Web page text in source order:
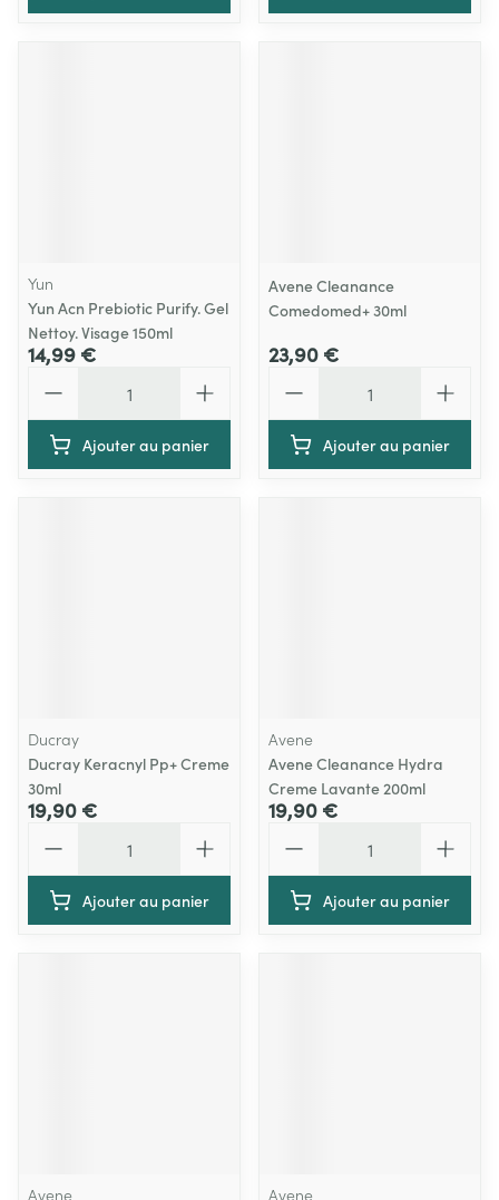
Yun
Yun Acn Prebiotic Purify. Gel
Nettoy. Visage 150ml
14,99 €
Ajouter au panier
Avene Cleanance
Comedomed+ 30ml
23,90 €
Ajouter au panier
Ducray
Ducray Keracnyl Pp+ Creme
30ml
19,90 €
Ajouter au panier
Avene
Avene Cleanance Hydra
Creme Lavante 200ml
19,90 €
Ajouter au panier
Avene Avene